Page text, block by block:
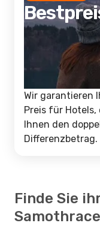
Wir garantieren
Preis für Hotels,
Ihnen den
Differenzbetrag.
Finde Sie
Samothrace